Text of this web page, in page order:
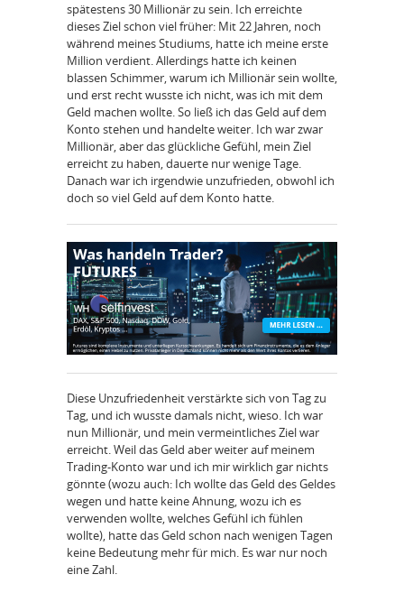
spätestens 30 Millionär zu sein. Ich erreichte
dieses Ziel schon viel früher: Mit 22 Jahren, noch
während meines Studiums, hatte ich meine erste
Million verdient. Allerdings hatte ich keinen
blassen Schimmer, warum ich Millionär sein wollte,
und erst recht wusste ich nicht, was ich mit dem
Geld machen wollte. So ließ ich das Geld auf dem
Konto stehen und handelte weiter. Ich war zwar
Millionär, aber das glückliche Gefühl, mein Ziel
erreicht zu haben, dauerte nur wenige Tage.
Danach war ich irgendwie unzufrieden, obwohl ich
doch so viel Geld auf dem Konto hatte.
Diese Unzufriedenheit verstärkte sich von Tag zu
Tag, und ich wusste damals nicht, wieso. Ich war
nun Millionär, und mein vermeintliches Ziel war
erreicht. Weil das Geld aber weiter auf meinem
Trading-Konto war und ich mir wirklich gar nichts
gönnte (wozu auch: Ich wollte das Geld des Geldes
wegen und hatte keine Ahnung, wozu ich es
verwenden wollte, welches Gefühl ich fühlen
wollte), hatte das Geld schon nach wenigen Tagen
keine Bedeutung mehr für mich. Es war nur noch
eine Zahl.